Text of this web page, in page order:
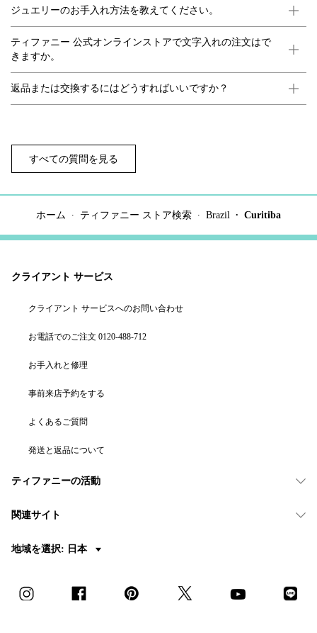
ジュエリーのお手入れ方法を教えてください。
ティファニー 公式オンラインストアで文字入れの注文はで
きますか。
返品または交換するにはどうすればいいですか？
すべての質問を見る
ホーム ティファニー ストア検索 Brazil Curitiba
クライアント サービス
クライアント サービスへのお問い合わせ
お電話でのご注文 0120-488-712
お手入れと修理
事前来店予約をする
よくあるご質問
発送と返品について
ティファニーの活動
関連サイト
地域を選択: 日本